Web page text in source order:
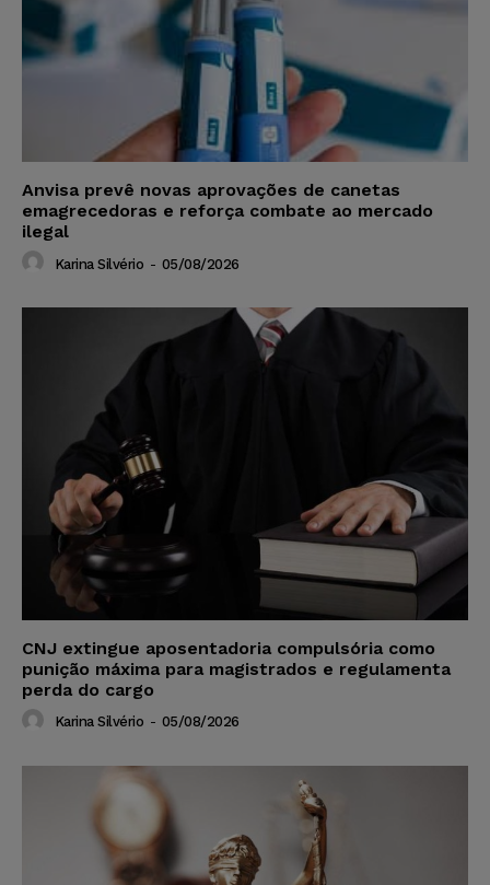
Anvisa prevê novas aprovações de canetas
emagrecedoras e reforça combate ao mercado
ilegal
Karina Silvério - 05/08/2026
CNJ extingue aposentadoria compulsória como
punição máxima para magistrados e regulamenta
perda do cargo
Karina Silvério - 05/08/2026